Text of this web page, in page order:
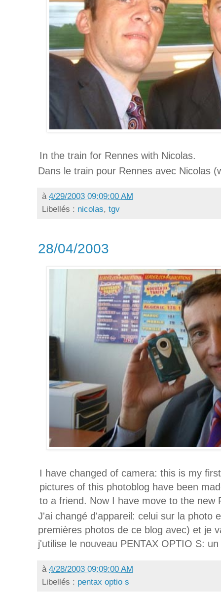
In the train for Rennes with Nicolas.
Dans le train pour Rennes avec Nicolas
à 4/29/2003 09:09:00 AM
Libellés : nicolas, tgv
28/04/2003
I have changed of camera: this is my
pictures of this photoblog have been
to a friend. Now I have move to the new
J'ai changé d'appareil: celui sur la photo
premières photos de ce blog avec) et je
j'utilise le nouveau PENTAX OPTIO S:
à 4/28/2003 09:09:00 AM
Libellés : pentax optio s